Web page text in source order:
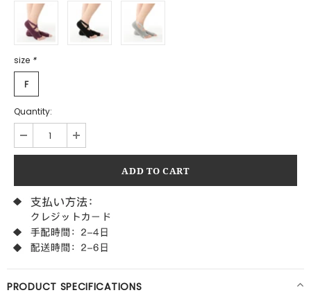
size *
F
Quantity:
PRODUCT SPECIFICATIONS